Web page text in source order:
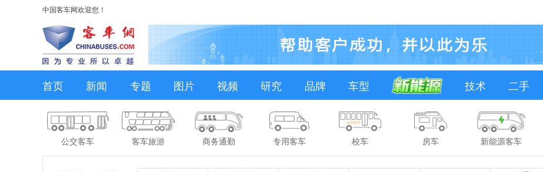
中国客车网欢迎您！
首页 新闻 专题 图片 视频 研究 品牌 车型 技术 二手
公交客车 客车旅游 商务通勤 专用客车 校车 房车 新能源客车